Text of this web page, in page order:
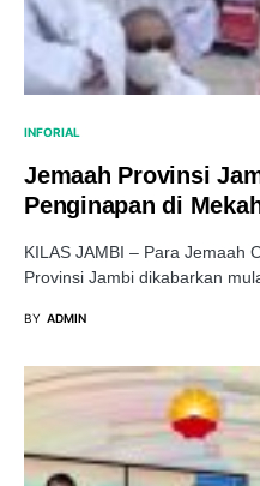
INFORIAL
Jemaah Provinsi
Penginapan di
KILAS JAMBI – Para Jemaah
Provinsi Jambi dikabarkan
BY ADMIN